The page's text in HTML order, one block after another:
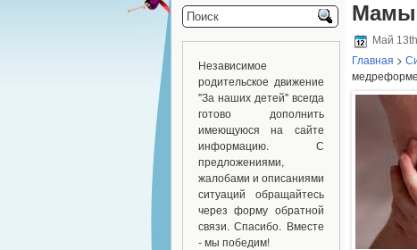
Независимое
родительское движение
"За наших детей" всегда
готово дополнить
имеющуюся на сайте
информацию. С
предложениями,
жалобами и описаниями
ситуаций обращайтесь
через форму обратной
связи. Спасибо. Вместе
- мы победим!
Мамы
Май
Главная >
медреформе